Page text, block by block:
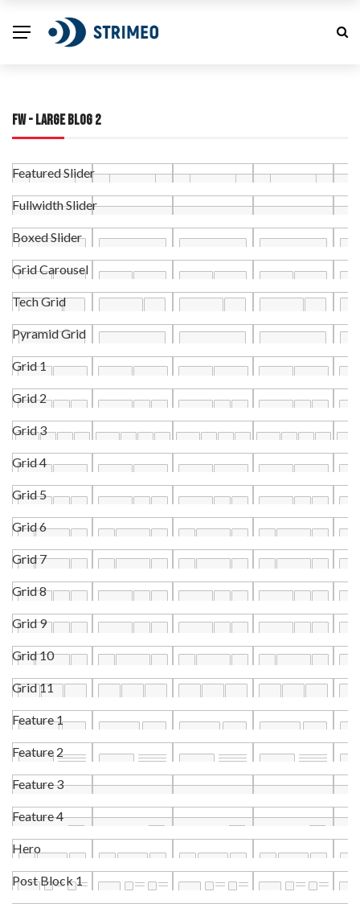
FW - LARGE BLOG 2
Featured Slider
Fullwidth Slider
Boxed Slider
Grid Carousel
Tech Grid
Pyramid Grid
Grid 1
Grid 2
Grid 3
Grid 4
Grid 5
Grid 6
Grid 7
Grid 8
Grid 9
Grid 10
Grid 11
Feature 1
Feature 2
Feature 3
Feature 4
Hero
Post Block 1